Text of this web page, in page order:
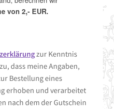
von 2,- EUR.
zur Kenntnis
dass meine Angaben,
Bestellung eines
erhoben und verarbeitet
nach dem der Gutschein